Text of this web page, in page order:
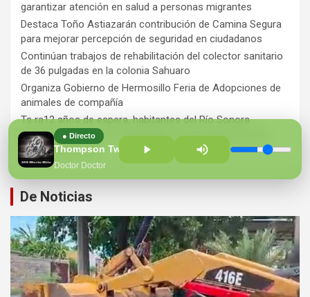
● Directo
Doctor Doctor
garantizar atención en salud a personas migrantes
Destaca Toño Astiazarán contribución de Camina Segura
para mejorar percepción de seguridad en ciudadanos
Continúan trabajos de rehabilitación del colector sanitario
de 36 pulgadas en la colonia Sahuaro
Organiza Gobierno de Hermosillo Feria de Adopciones de
animales de compañía
Ts ra12 años de espera, habitantes del Río Sonora
agradecen a Durazo y Sheinbaum por construcción de
Hospital Regional
De Noticias